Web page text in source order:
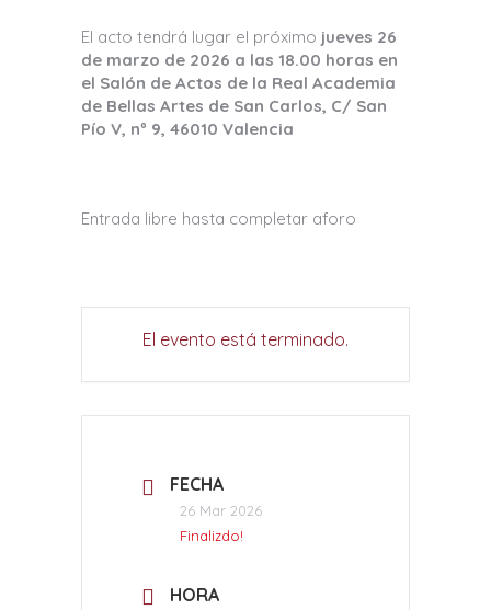
El acto tendrá lugar el próximo jueves 26
de marzo de 2026 a las 18.00 horas en
el Salón de Actos de la Real Academia
de Bellas Artes de San Carlos, C/ San
Pío V, nº 9, 46010 Valencia
Entrada libre hasta completar aforo
El evento está terminado.
FECHA
26 Mar 2026
Finalizdo!
HORA